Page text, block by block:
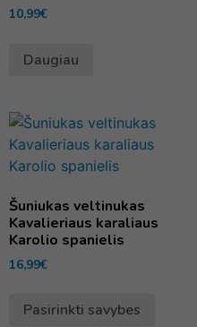
10,99€
Daugiau
Šuniukas veltinukas
Kavalieriaus karaliaus
Karolio spanielis
16,99€
Pasirinkti savybes